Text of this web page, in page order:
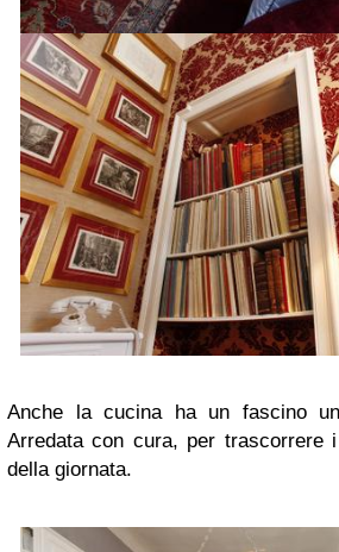
Anche la cucina ha un fascino
Arredata con cura, per trascorrere i
della giornata.